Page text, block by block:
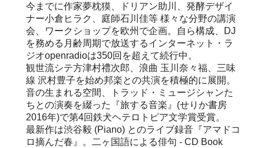
今までに作家夢枕獏、ドリアン助川、発酵デザイ
ナー小倉ヒラク、庭師石川佳等 様々な分野の講演
会、ワークショップを欧州で企画。自ら構成、DJ
を務める月齢周期で放送するインターネット・ラ
ジオopenradioは350回を超えて続行中。
観世流シテ方津村禮次郎、浪曲 玉川奈々福、三味
線 沢村豊子を始め邦楽との共演を積極的に展開。
音の生まれる空間、トラッド・ミュージシャンた
ちとの演奏を綴った『旅する音楽』(せりか書房
2016年)で第4回鉄犬ヘテロトピア文学賞受賞。
最新作は渋谷毅 (Piano) とのライブ録音『アマドコ
ロ摘んだ春』。二ヶ国語による俳句 - CD Book